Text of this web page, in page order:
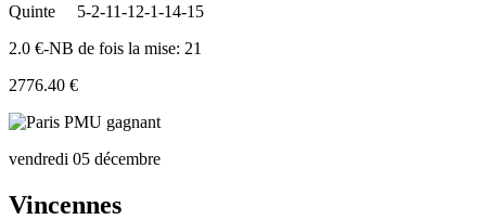
Quinte
5-2-11-12-1-14-15
2.0 €-NB de fois la mise: 21
2776.40 €
vendredi 05 décembre
Vincennes